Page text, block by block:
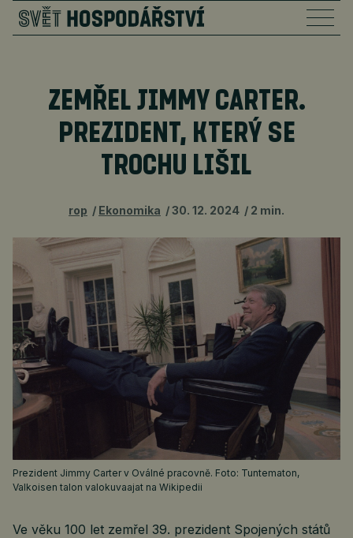
ZEMŘEL JIMMY CARTER.
PREZIDENT, KTERÝ SE
TROCHU LIŠIL
rop Ekonomika 30. 12. 2024 2 min.
Prezident Jimmy Carter v Oválné pracovně. Foto: Tuntematon,
Valkoisen talon valokuvaajat na Wikipedii
Ve věku 100 let zemřel 39. prezident Spojených států